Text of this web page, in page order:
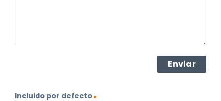
Incluido por defecto